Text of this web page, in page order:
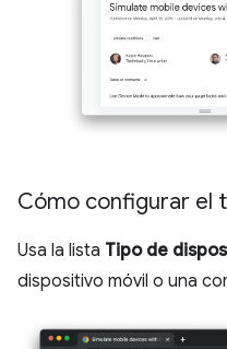
Cómo configurar el
Usa la lista Tipo de
dispositivo móvil o una